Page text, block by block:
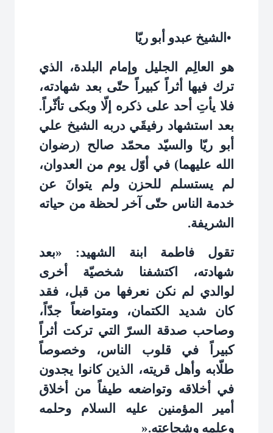
• الشيخ عبدو أبو ريّا
هو العالِم الجليل وإمام البلدة، الذي
ترك فيها أثراً كبيراً حتّى بعد شهادته،
فلا يأتِ أحد على ذكره إلّا وبكى تأثّراً.
بعد استشهاد رفيقَي دربه الشيخ علي
أبو ريّا والسيّد محمّد صالح (رضوان
الله عليهما) في أوّل يوم من العدوان،
لم يستسلم للحزن ولم يتوانَ عن
خدمة الناس حتّى آخر لحظة من حياته
الشريفة.
تقول فاطمة ابنة الشهيد: «بعد
شهادته، اكتشفنا شخصيّة أخرى
لوالدي لم نكن نعرفها من قبل، فقد
كان شديد الكتمان، ومتواضعاً جدّاً،
وصاحب صدقة السرّ التي تركت أثراً
كبيراً في قلوب الناس، وخصوصاً
طلّابه وأهل قريته، الذين كانوا يجدون
في أخلاقه وتواضعه طيفاً من أخلاق
أمير المؤمنين عليه السلام وحلمه
وعلمه وشجاعته».